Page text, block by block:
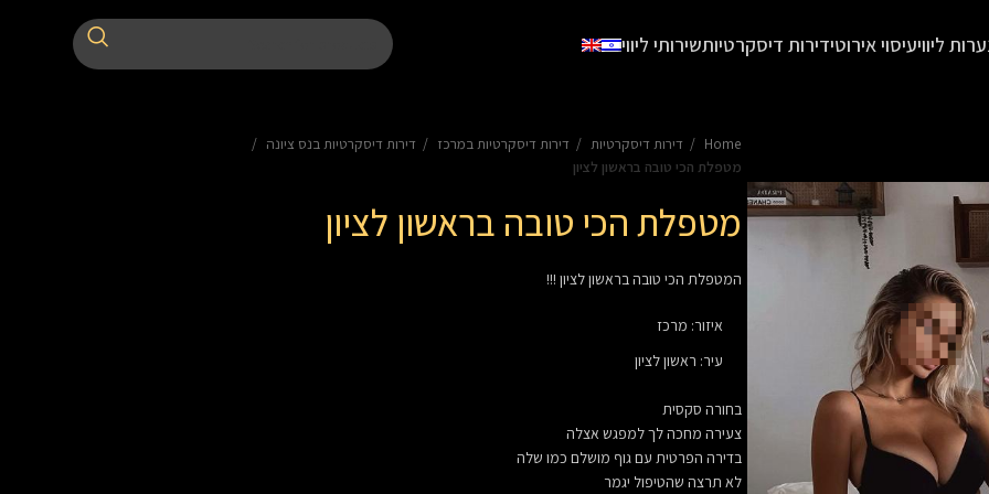
ליוויעיסוי אירוטידירות דיסקרטיותשירותי ליווי
Home דירות דיסקרטיות דירות דיסקרטיות במרכז
דירות דיסקרטיות בנס ציונה
מטפלת הכי טובה בראשון לציון
מטפלת הכי טובה בראשון לציון
המטפלת הכי טובה בראשון לציון !!!
איזור: מרכז
עיר: ראשון לציון
בחורה סקסית
צעירה מחכה לך למפגש אצלה
בדירה הפרטית עם גוף מושלם כמו שלה
לא תרצה שהטיפול יגמר